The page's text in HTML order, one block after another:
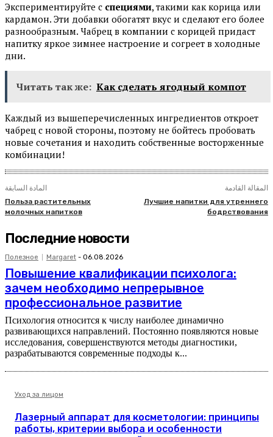
Экспериментируйте с специями, такими как корица или
кардамон. Эти добавки обогатят вкус и сделают его более
разнообразным. Чабрец в компании с корицей придаст
напитку яркое зимнее настроение и согреет в холодные
дни.
Читать так же: Как сделать ягодный компот
Каждый из вышеперечисленных ингредиентов откроет
чабрец с новой стороны, поэтому не бойтесь пробовать
новые сочетания и находить собственные восторженные
комбинации!
المادة السابقة
Польза растительных
молочных напитков
المقالة القادمة
Лучшие напитки для утреннего
бодрствования
Последние новости
Полезное Margaret - 06.08.2026
Повышение квалификации психолога:
зачем необходимо непрерывное
профессиональное развитие
Психология относится к числу наиболее динамично
развивающихся направлений. Постоянно появляются новые
исследования, совершенствуются методы диагностики,
разрабатываются современные подходы к...
Уход за лицом
Лазерный аппарат для косметологии: принципы
работы, критерии выбора и особенности